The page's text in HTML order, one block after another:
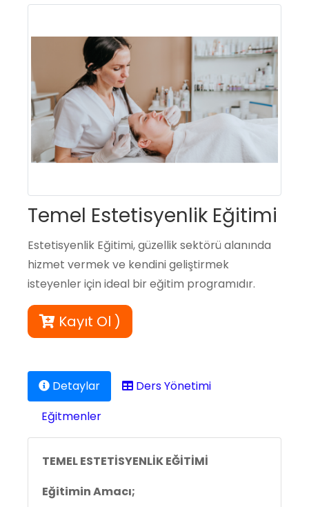
Temel Estetisyenlik Eğitimi
Estetisyenlik Eğitimi, güzellik sektörü alanında
hizmet vermek ve kendini geliştirmek
isteyenler için ideal bir eğitim programıdır.
Kayıt Ol )
Detaylar
Ders Yönetimi
Eğitmenler
TEMEL ESTETİSYENLİK EĞİTİMİ
Eğitimin Amacı;